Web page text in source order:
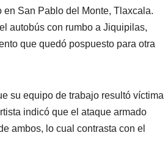
San Pablo del Monte, Tlaxcala.
autobús con rumbo a Jiquipilas,
que quedó pospuesto para otra
su equipo de trabajo resultó víctima
indicó que el ataque armado
ambos, lo cual contrasta con el